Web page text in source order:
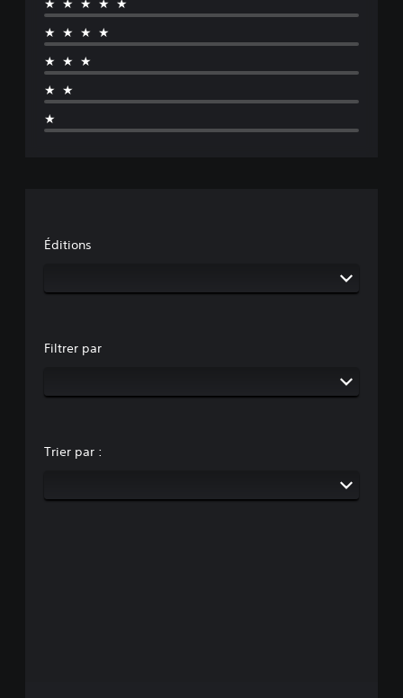
★★★★★
★★★★
★★★
★★
★
Éditions
Filtrer par
Trier par :